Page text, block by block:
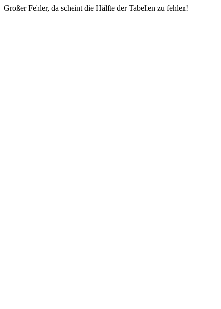
Großer Fehler, da scheint die Hälfte der Tabellen zu fehlen!